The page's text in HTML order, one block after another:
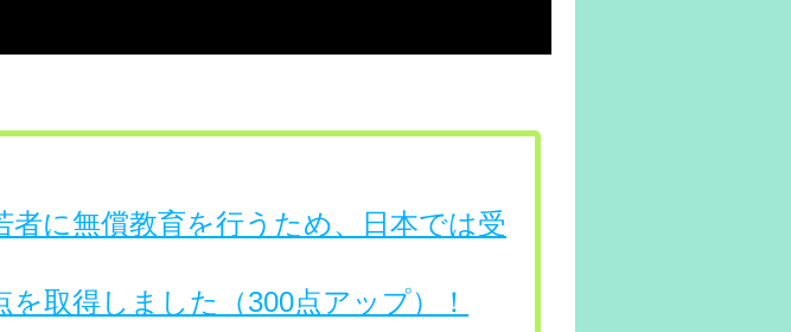
者に無償教育を行うため、日本では受
取得しました（300点アップ）！